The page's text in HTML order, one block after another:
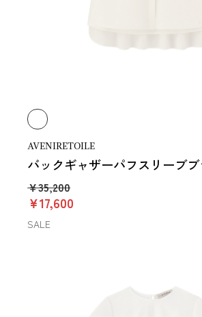
AVENIRETOILE
バックギャザーパフスリーブ
￥35,200
￥17,600
SALE